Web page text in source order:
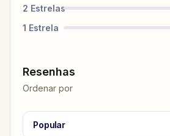
2 Estrelas
1 Estrela
Resenhas
Ordenar por
Popular